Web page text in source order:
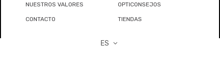
NUESTROS VALORES OPTICONSEJOS
CONTACTO TIENDAS
ES